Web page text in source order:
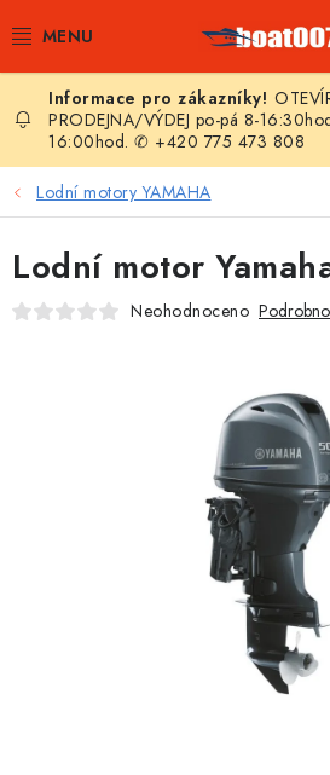
na
E-SHOP
AKČNÍ SLEVY
LODNÍ ELEKTROMOTORY
PRAMICE A MOTOROVÉ VESLICE
PRODEJNA/VÝDEJ po-pá 8-
16:00hod. ✆ +420 775 473 808
Lodní motory YAMAHA
Lodní motor
Neohodnoceno